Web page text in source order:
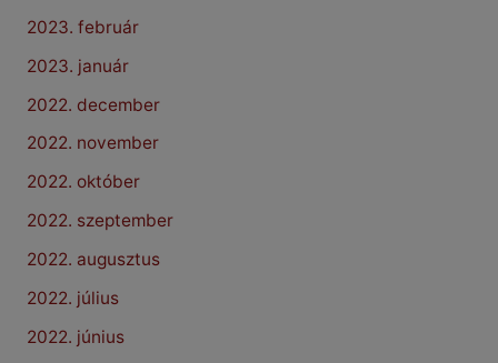
2023. február
2023. január
2022. december
2022. november
2022. október
2022. szeptember
2022. augusztus
2022. július
2022. június